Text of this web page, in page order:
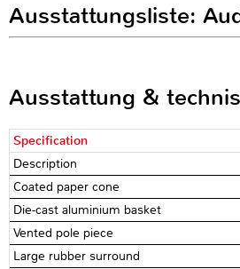
Ausstattungsliste:
Ausstattung &
Specification
Description
Coated paper cone
Die-cast aluminium basket
Vented pole piece
Large rubber surround